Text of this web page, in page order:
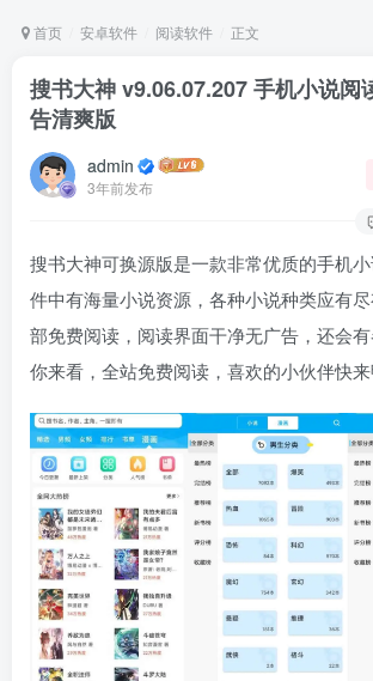
首页 安卓软件 阅读软件 正文
搜书大神 v9.06.07.207 手机小说阅
告清爽版
admin
3年前发布
搜书大神可换源版是一款非常优质的手机
件中有海量小说资源，各种小说种类应有
部免费阅读，阅读界面干净无广告，还会
你来看，全站免费阅读，喜欢的小伙伴快来